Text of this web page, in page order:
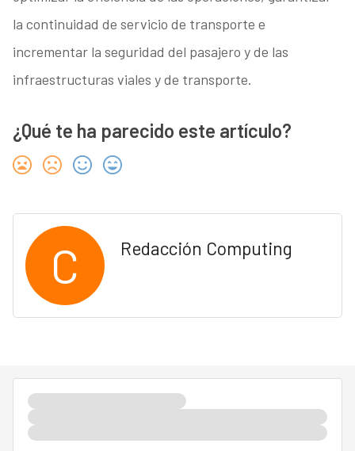
la continuidad de servicio de transporte e
incrementar la seguridad del pasajero y de las
infraestructuras viales y de transporte.
¿Qué te ha parecido este artículo?
C Redacción Computing